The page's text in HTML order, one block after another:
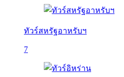
ทัวร์สหรัฐอาหรับฯ
7